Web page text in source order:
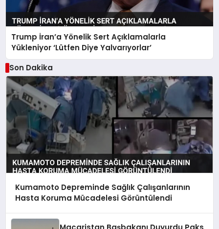
Trump İran’a Yönelik Sert Açıklamalarla
Yükleniyor ‘Lütfen Diye Yalvarıyorlar’
Son Dakika
Kumamoto Depreminde Sağlık Çalışanlarının
Hasta Koruma Mücadelesi Görüntülendi